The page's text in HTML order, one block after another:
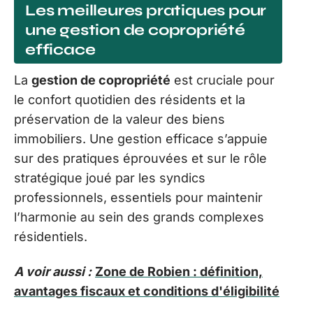
Les meilleures pratiques pour
une gestion de copropriété
efficace
La gestion de copropriété est cruciale pour
le confort quotidien des résidents et la
préservation de la valeur des biens
immobiliers. Une gestion efficace s’appuie
sur des pratiques éprouvées et sur le rôle
stratégique joué par les syndics
professionnels, essentiels pour maintenir
l’harmonie au sein des grands complexes
résidentiels.
A voir aussi : Zone de Robien : définition,
avantages fiscaux et conditions d'éligibilité